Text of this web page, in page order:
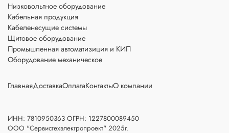
ГлавнаяДоставкаОплатаКонтактыО компании
Низковольтное оборудование
Кабельная продукция
Кабеленесущие системы
Щитовое оборудование
Промышленная автоматизиция и КИП
Оборудование механическое
ИНН: 7810950363 ОГРН: 1227800089450
ООО "Сервистехэлектропроект" 2025г.